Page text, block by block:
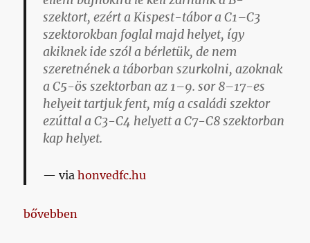
szektort, ezért a Kispest-tábor a C1–C3
szektorokban foglal majd helyet, így
akiknek ide szól a bérletük, de nem
szeretnének a táborban szurkolni, azoknak
a C5-ös szektorban az 1–9. sor 8–17-es
helyeit tartjuk fent, míg a családi szektor
ezúttal a C3-C4 helyett a C7-C8 szektorban
kap helyet.
viahonvedfc.hu
„Köszönjük a bérletesek nevében a figyelmességet”
bővebben